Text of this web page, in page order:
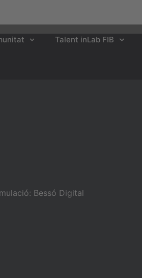
Talent inLab FIB
Bessó Digital